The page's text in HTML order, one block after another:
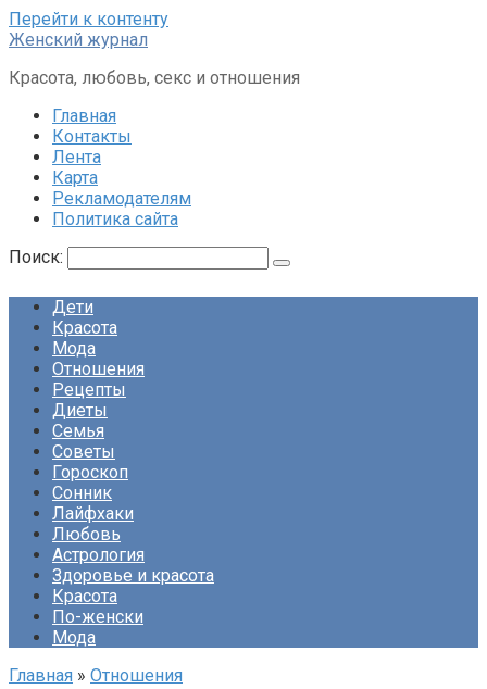
Перейти к контенту
Женский журнал
Красота, любовь, секс и отношения
Главная
Контакты
Лента
Карта
Рекламодателям
Политика сайта
Поиск:
Дети
Красота
Мода
Отношения
Рецепты
Диеты
Семья
Советы
Гороскоп
Сонник
Лайфхаки
Любовь
Астрология
Здоровье и красота
Красота
По-женски
Мода
Главная » Отношения